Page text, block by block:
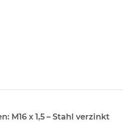
M16 x 1,5 – Stahl verzinkt